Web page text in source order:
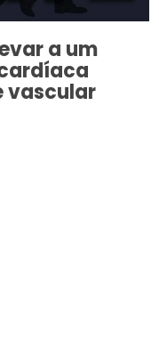
a um
vascular